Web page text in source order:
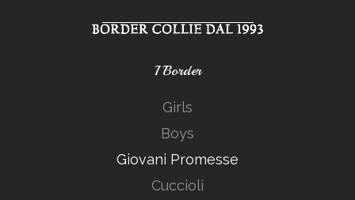
I Border
Girls
Boys
Giovani Promesse
Cuccioli